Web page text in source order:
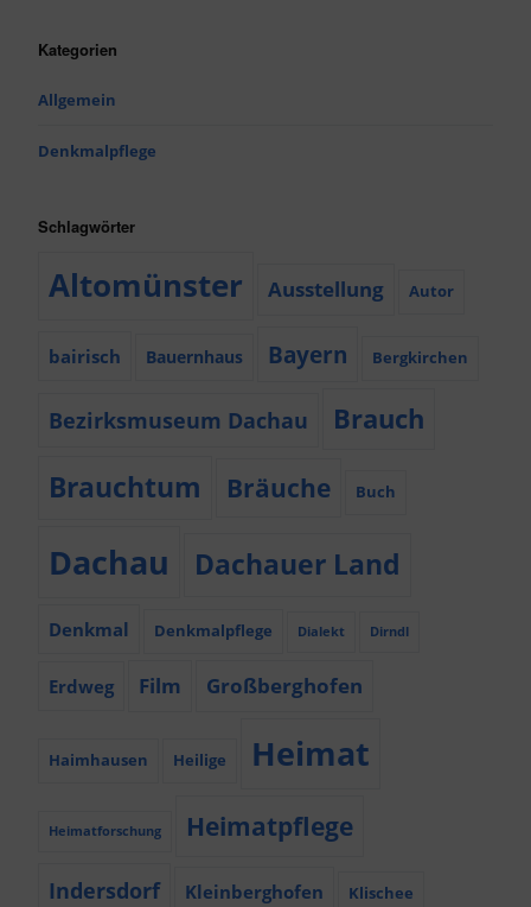
Kategorien
Allgemein
Denkmalpflege
Schlagwörter
Altomünster Ausstellung Autor
bairisch Bauernhaus Bayern Bergkirchen
Bezirksmuseum Dachau Brauch
Brauchtum Bräuche Buch
Dachau Dachauer Land
Denkmal Denkmalpflege Dialekt Dirndl
Erdweg Film Großberghofen
Haimhausen Heilige Heimat
Heimatforschung Heimatpflege
Indersdorf Kleinberghofen Klischee